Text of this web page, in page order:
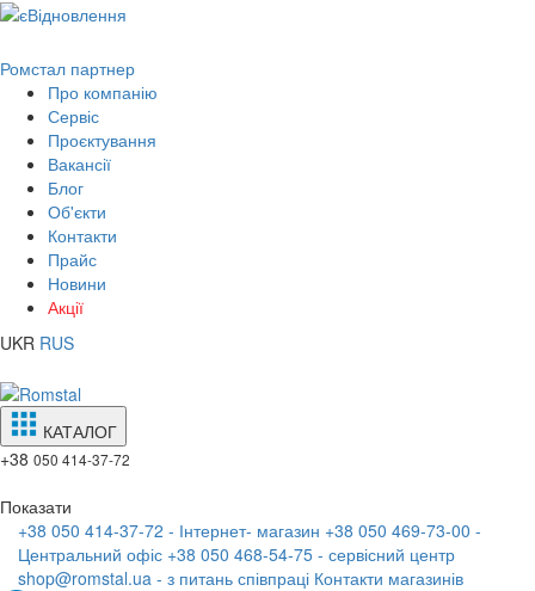
Ромстал партнер
Про компанію
Сервіс
Проєктування
Вакансії
Блог
Об'єкти
Контакти
Прайс
Новини
Акції
UKR RUS
КАТАЛОГ
+38 050 414-37-72
Показати
+38 050 414-37-72 - Інтернет- магазин +38 050 469-73-00 -
Центральний офіс +38 050 468-54-75 - сервісний центр
shop@romstal.ua - з питань співпраці Контакти магазинів